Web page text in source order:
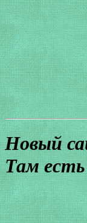
Новый
Там есть